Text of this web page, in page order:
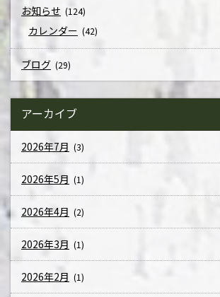
お知らせ (124)
カレンダー (42)
ブログ (29)
アーカイブ
2026年7月 (3)
2026年5月 (1)
2026年4月 (2)
2026年3月 (1)
2026年2月 (1)